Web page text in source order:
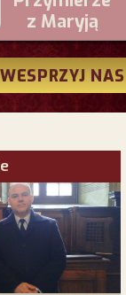
z Maryją
WESPRZYJ NAS